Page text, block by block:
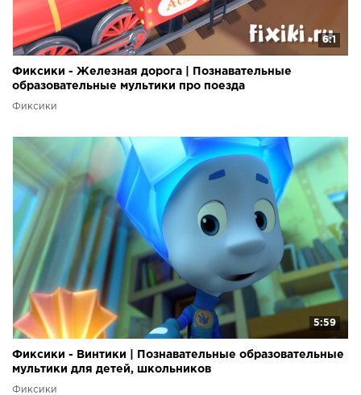
6:1
Фиксики - Железная дорога | Познавательные
образовательные мультики про поезда
Фиксики
5:59
Фиксики - Винтики | Познавательные образовательные
мультики для детей, школьников
Фиксики